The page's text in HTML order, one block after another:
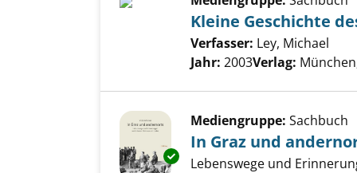
Kleine Geschichte
Verfasser: Ley, Michael
Jahr: 2003Verlag:
Exemplar-Details von In Graz
Mediengruppe: Sachbuch
In Graz und
Lebenswege und